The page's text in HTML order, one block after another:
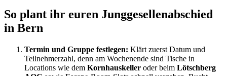
So plant ihr euren Junggesellenabschied
in Bern
Termin und Gruppe festlegen: Klärt zuerst Datum und
Teilnehmerzahl, denn am Wochenende sind Tische in
Locations wie dem Kornhauskeller oder beim Lötschberg